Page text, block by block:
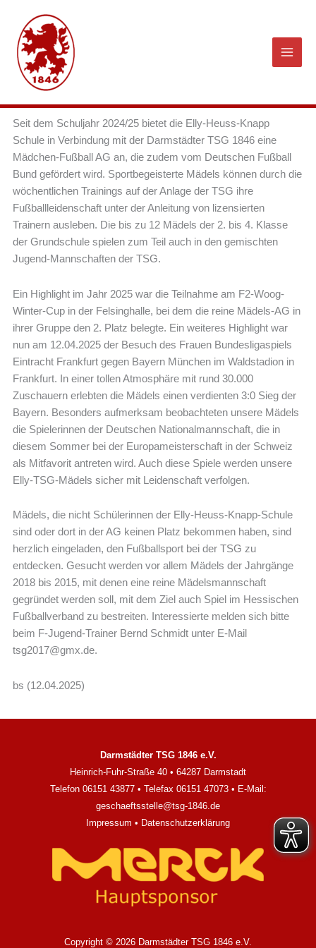
springen
Seit dem Schuljahr 2024/25 bietet die Elly-Heuss-Knapp
Schule in Verbindung mit der Darmstädter TSG 1846 eine
Mädchen-Fußball AG an, die zudem vom Deutschen Fußball
Bund gefördert wird. Sportbegeisterte Mädels können durch die
wöchentlichen Trainings auf der Anlage der TSG ihre
Fußballleidenschaft unter der Anleitung von lizensierten
Trainern ausleben. Die bis zu 12 Mädels der 2. bis 4. Klasse
der Grundschule spielen zum Teil auch in den gemischten
Jugend-Mannschaften der TSG.
Ein Highlight im Jahr 2025 war die Teilnahme am F2-Woog-
Winter-Cup in der Felsinghalle, bei dem die reine Mädels-AG in
ihrer Gruppe den 2. Platz belegte. Ein weiteres Highlight war
nun am 12.04.2025 der Besuch des Frauen Bundesligaspiels
Eintracht Frankfurt gegen Bayern München im Waldstadion in
Frankfurt. In einer tollen Atmosphäre mit rund 30.000
Zuschauern erlebten die Mädels einen verdienten 3:0 Sieg der
Bayern. Besonders aufmerksam beobachteten unsere Mädels
die Spielerinnen der Deutschen Nationalmannschaft, die in
diesem Sommer bei der Europameisterschaft in der Schweiz
als Mitfavorit antreten wird. Auch diese Spiele werden unsere
Elly-TSG-Mädels sicher mit Leidenschaft verfolgen.
Mädels, die nicht Schülerinnen der Elly-Heuss-Knapp-Schule
sind oder dort in der AG keinen Platz bekommen haben, sind
herzlich eingeladen, den Fußballsport bei der TSG zu
entdecken. Gesucht werden vor allem Mädels der Jahrgänge
2018 bis 2015, mit denen eine reine Mädelsmannschaft
gegründet werden soll, mit dem Ziel auch Spiel im Hessischen
Fußballverband zu bestreiten. Interessierte melden sich bitte
beim F-Jugend-Trainer Bernd Schmidt unter E-Mail
tsg2017@gmx.de.
bs (12.04.2025)
Darmstädter TSG 1846 e.V.
Heinrich-Fuhr-Straße 40 • 64287 Darmstadt
Telefon 06151 43877 • Telefax 06151 47073 • E-Mail:
geschaeftsstelle@tsg-1846.de
Impressum • Datenschutzerklärung
Copyright © 2026 Darmstädter TSG 1846 e.V.